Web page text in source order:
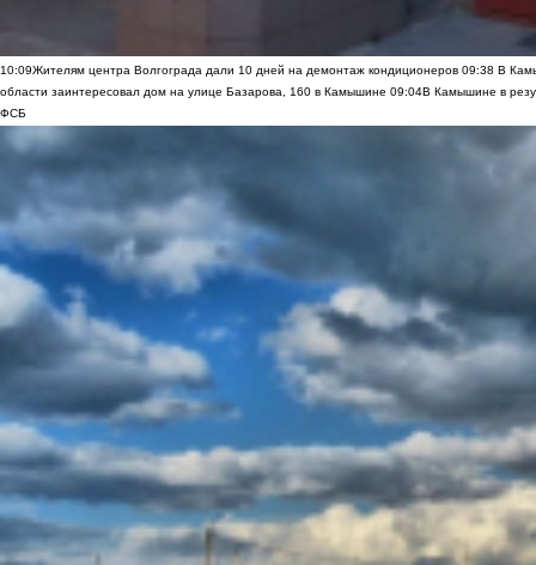
10:09Жителям центра Волгограда дали 10 дней на демонтаж кондиционеров 09:38 В
области заинтересовал дом на улице Базарова, 160 в Камышине 09:04В Камышине в
ФСБ